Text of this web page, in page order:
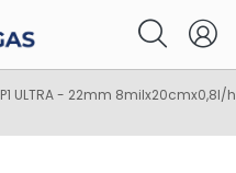
P1 ULTRA - 22mm 8milx20cmx0,8l/h